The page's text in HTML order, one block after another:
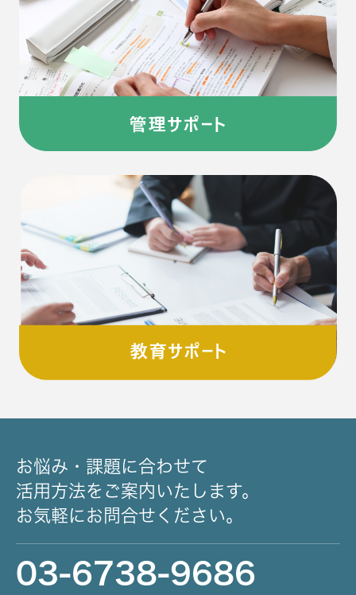
お悩み・課題に合わせて
活用方法をご案内いたします。
お気軽にお問合せください。
03-6738-9686